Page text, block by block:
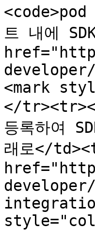
트 내에
<mark
</
등록하여
래로</